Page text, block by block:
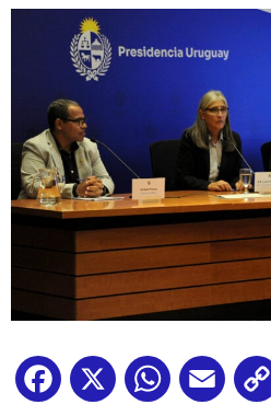
Facebook
X WhatsApp
Email